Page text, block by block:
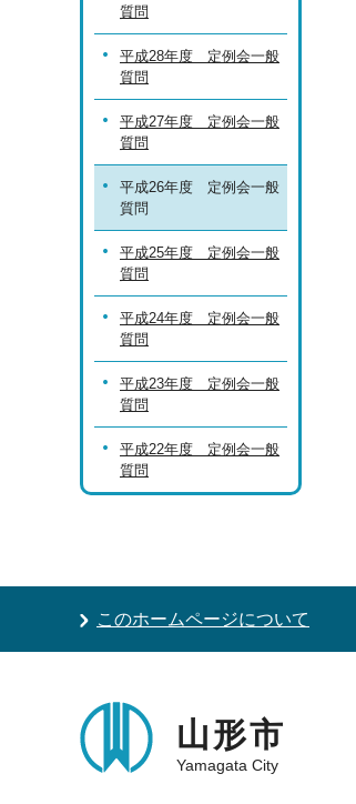
質問
平成28年度 定例会一般
質問
平成27年度 定例会一般
質問
平成26年度 定例会一般
質問
平成25年度 定例会一般
質問
平成24年度 定例会一般
質問
平成23年度 定例会一般
質問
平成22年度 定例会一般
質問
このホームページについて
山形市
Yamagata City